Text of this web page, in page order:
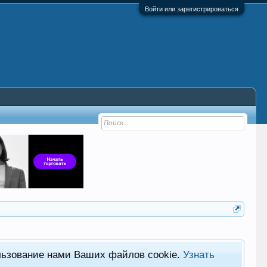
Войти или зарегистрироваться
нами Ваших файлов cookie.Узнать